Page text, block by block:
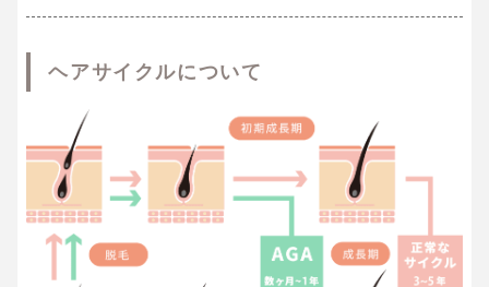
ヘアサイクルについて